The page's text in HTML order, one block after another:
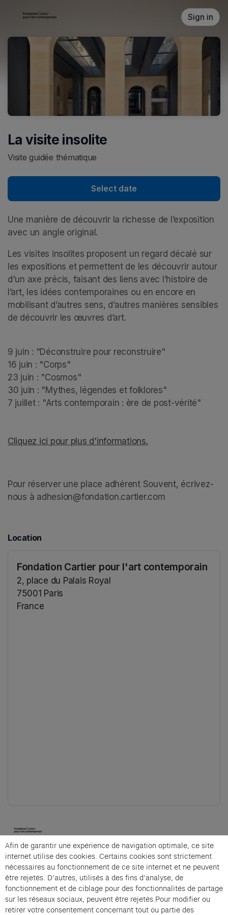
Sign in
La visite insolite
Visite guidée thématique
Select date
Une manière de découvrir la richesse de l’exposition
avec un angle original.
Les visites insolites proposent un regard décalé sur
les expositions et permettent de les découvrir autour
d'un axe précis, faisant des liens avec l’histoire de
l’art, les idées contemporaines ou en encore en
mobilisant d’autres sens, d’autres manières sensibles
de découvrir les œuvres d’art.
9 juin : "Déconstruire pour reconstruire"
16 juin : "Corps"
23 juin : "Cosmos"
30 juin : "Mythes, légendes et folklores"
7 juillet : "Arts contemporain : ère de post-vérité"
Cliquez ici pour plus d'informations.
Pour réserver une place adhérent Souvent, écrivez-
nous à adhesion@fondation.cartier.com
Location
Fondation Cartier pour l'art contemporain
2, place du Palais Royal
75001 Paris
France
Cartier et Compagnie
La visite insolite is an offer from Cartier et
Compagnie .
Afin de garantir une expérience de navigation optimale, ce site
internet utilise des cookies. Certains cookies sont strictement
nécessaires au fonctionnement de ce site internet et ne peuvent
être rejetés. D’autres, utilisés à des fins d’analyse, de
fonctionnement et de ciblage pour des fonctionnalités de partage
sur les réseaux sociaux, peuvent être rejetés.Pour modifier ou
retirer votre consentement concernant tout ou partie des